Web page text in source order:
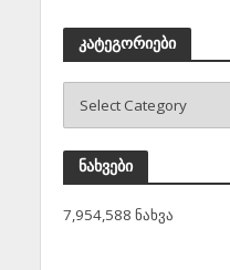
კატეგორიები
ნახვები
7,954,588 ნახვა